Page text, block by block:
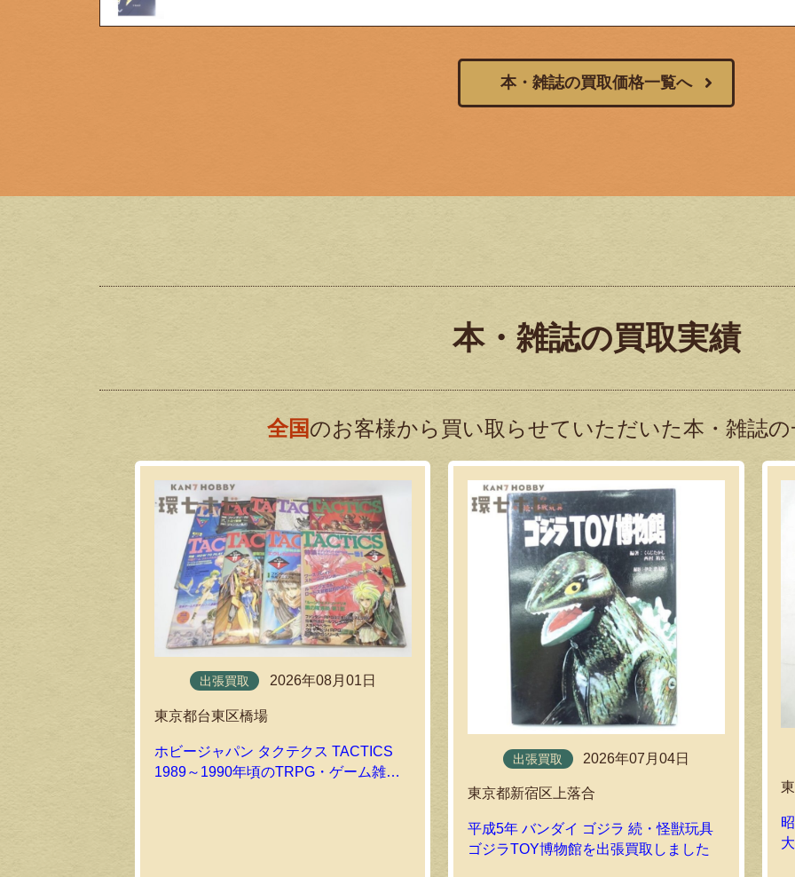
本・雑誌の買取価格一覧へ
本・雑誌の買取実績
全国のお客様から買い取らせていただいた本・雑誌
出張買取 2026年08月01日
東京都台東区橋場
ホビージャパン タクテクス TACTICS
1989～1990年頃のTRPG・ゲーム雑誌
出張買取 2026年07月04日
東京都新宿区上落合
平成5年 バンダイ ゴジラ 続・怪獣玩具
ゴジラTOY博物館を出張買取しました